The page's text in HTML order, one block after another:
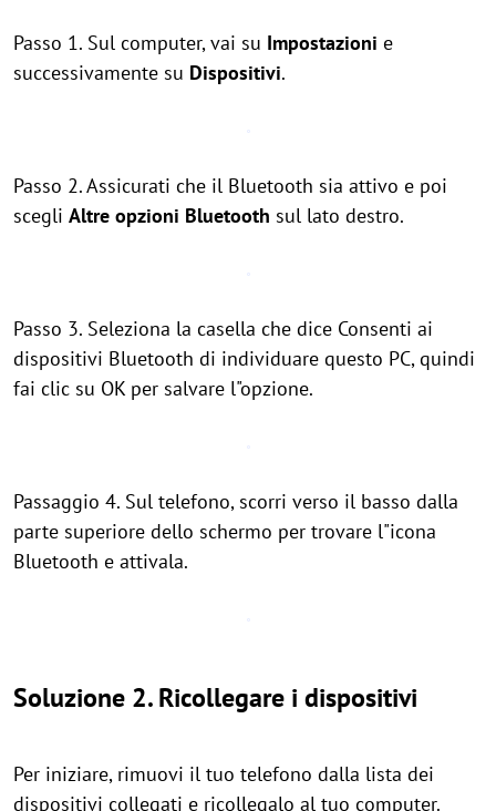
Passo 1. Sul computer, vai su Impostazioni e
successivamente su Dispositivi.
Passo 2. Assicurati che il Bluetooth sia attivo e poi
scegli Altre opzioni Bluetooth sul lato destro.
Passo 3. Seleziona la casella che dice Consenti ai
dispositivi Bluetooth di individuare questo PC, quindi
fai clic su OK per salvare l"opzione.
Passaggio 4. Sul telefono, scorri verso il basso dalla
parte superiore dello schermo per trovare l"icona
Bluetooth e attivala.
Soluzione 2. Ricollegare i dispositivi
Per iniziare, rimuovi il tuo telefono dalla lista dei
dispositivi collegati e ricollegalo al tuo computer.